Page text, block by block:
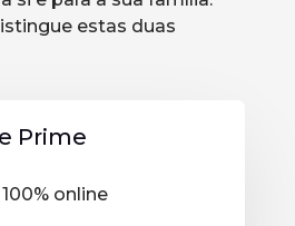
estas duas
Prime
online